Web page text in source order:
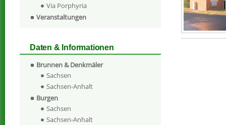
Via Porphyria
Veranstaltungen
Daten & Informationen
Brunnen & Denkmäler
Sachsen
Sachsen-Anhalt
Burgen
Sachsen
Sachsen-Anhalt